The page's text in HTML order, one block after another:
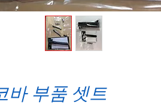
바 부품 셋트